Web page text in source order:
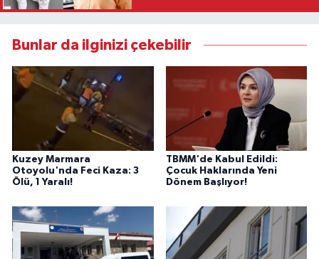
Bunlar da ilginizi çekebilir
Kuzey Marmara
Otoyolu'nda Feci Kaza: 3
Ölü, 1 Yaralı!
TBMM'de Kabul Edildi:
Çocuk Haklarında Yeni
Dönem Başlıyor!